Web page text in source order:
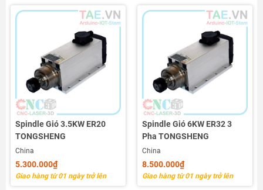
Spindle Gió 3.5KW ER20
TONGSHENG
China
5.300.000₫
Giao hàng từ 01 ngày trở lên
Spindle Gió 6KW ER32 3
Pha TONGSHENG
China
8.500.000₫
Giao hàng từ 01 ngày trở lên